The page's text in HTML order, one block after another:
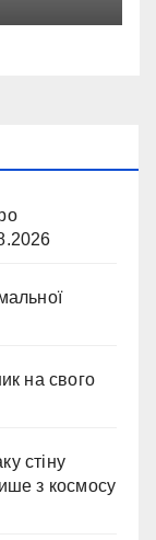
на свого
стіну
з космосу